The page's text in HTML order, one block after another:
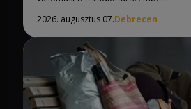
2026. augusztus 07.Debrecen